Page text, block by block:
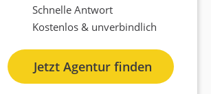
Schnelle Antwort
Kostenlos & unverbindlich
Jetzt Agentur finden